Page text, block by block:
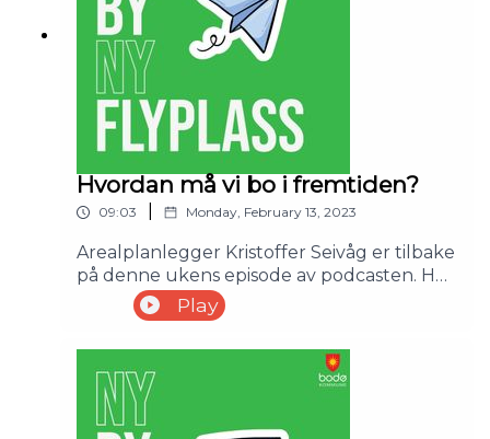
Hvordan må vi bo i fremtiden?
09:03 Monday, February 13, 2023
Arealplanlegger Kristoffer Seivåg er tilbake
på denne ukens episode av podcasten. Her
snakker han om hvordan vi muligens er
nødt til å bo i fremtiden, og hvordan vi skal
komme frem til de gode løsningene
sammen.
Play